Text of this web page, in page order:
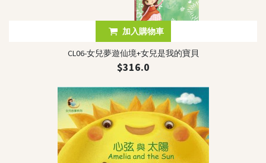
加入購物車
CL06-女兒夢遊仙境+女兒是我的寶貝
$316.0